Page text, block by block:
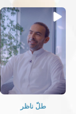
طلّ ناظر